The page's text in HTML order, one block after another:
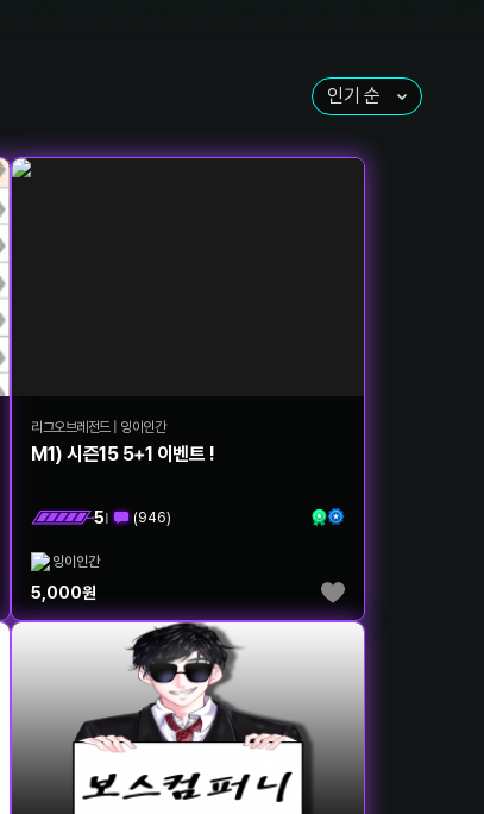
인기 순
리그오브레전드| 잉이인간
M1) 시즌15 5+1 이벤트 !
5| (946)
잉이인간
5,000원